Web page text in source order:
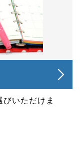
いただけま